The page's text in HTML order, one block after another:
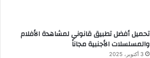
تحميل أفضل تطبيق قانوني لمشاهدة الأفلام
والمسلسلات الأجنبية مجاناً
3 أكتوبر، 2025